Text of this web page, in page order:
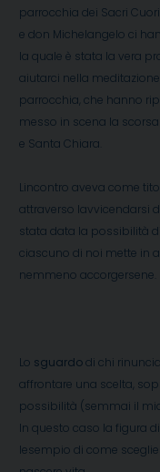
parrocchia dei Sacri
e don Michelangelo ci
la quale è stata la vera
aiutarci nella
parrocchia, che hanno
messo in scena la
e Santa Chiara.
Lincontro aveva come
attraverso lavvicendarsi
stata data la possibilità
ciascuno di noi mette in
nemmeno accorgersene.
Lo sguardodi chi
affrontare una scelta,
possibilità (semmai il
In questo caso la figura
lesempio di come